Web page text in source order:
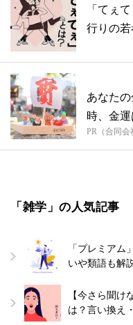
「てぇ
行りの
あなた
時、金
PR（合同会
「雑学」の人気記事
「プレミアム
いや類語も解
【今さら聞け
は？言い換え